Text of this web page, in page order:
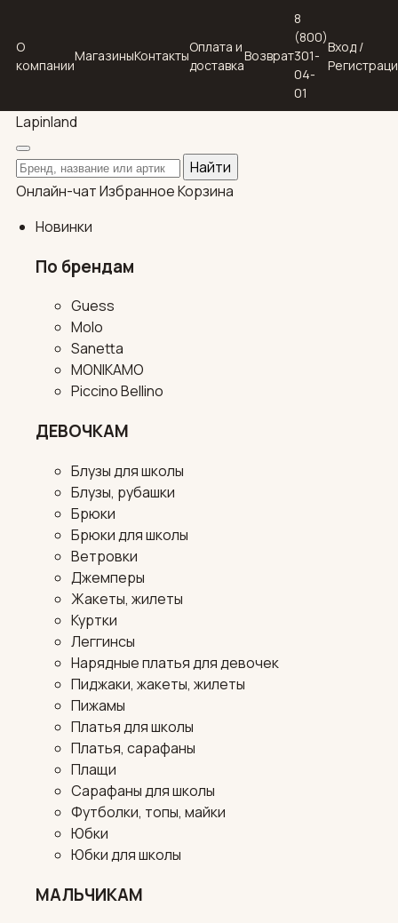
О
компании
МагазиныКонтакты
Оплата и
доставка
Возврат
8
(800)
301-
04-
01
Вход /
Lapinland
Поиск по каталогу
Найти
Онлайн-чатИзбранноеКорзина
Новинки
По брендам
Guess
Molo
Sanetta
MONIKAMO
Piccino Bellino
ДЕВОЧКАМ
Блузы для школы
Блузы, рубашки
Брюки
Брюки для школы
Ветровки
Джемперы
Жакеты, жилеты
Куртки
Леггинсы
Нарядные платья для девочек
Пиджаки, жакеты, жилеты
Пижамы
Платья для школы
Платья, сарафаны
Плащи
Сарафаны для школы
Футболки, топы, майки
Юбки
Юбки для школы
МАЛЬЧИКАМ